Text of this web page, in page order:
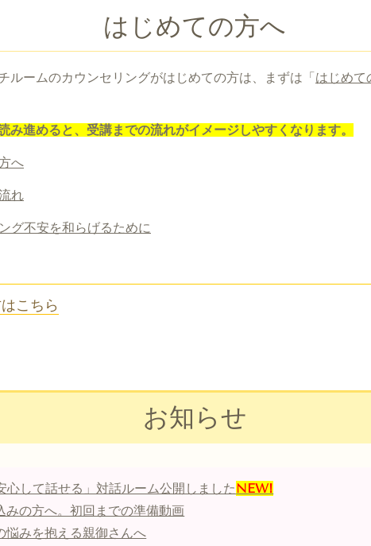
はじめての方へ
ルームのカウンセリングがはじめての方は、まずは「 はじめて
み進めると、受講までの流れがイメージしやすくなります。
へ
れ
グ不安を和らげるために
こちら
お知らせ
心して話せる」対話ルーム公開しました NEW!
みの方へ。初回までの準備動画
悩みを抱える親御さんへ